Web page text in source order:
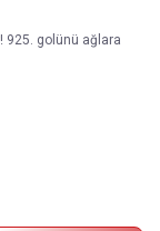
925. golünü ağlara